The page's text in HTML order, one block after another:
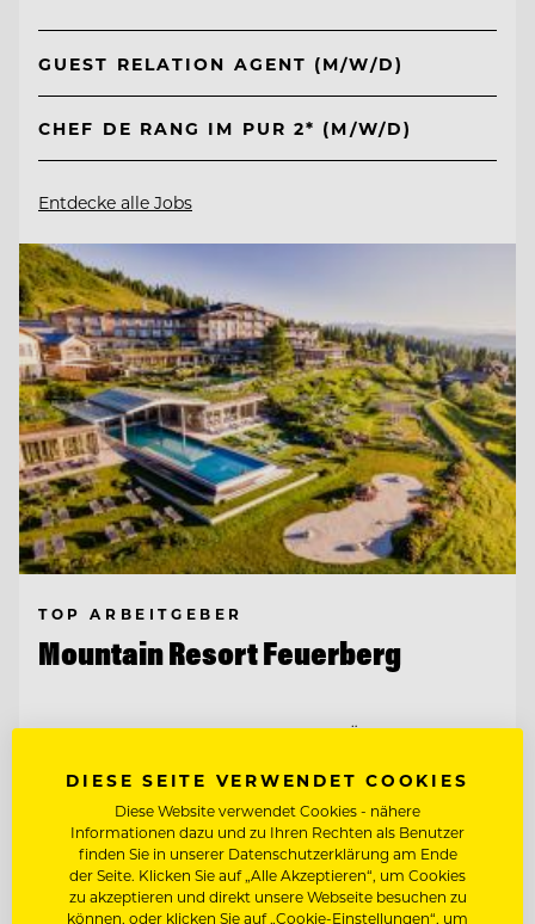
GUEST RELATION AGENT (M/W/D)
CHEF DE RANG IM PUR 2* (M/W/D)
Entdecke alle Jobs
TOP ARBEITGEBER
Mountain Resort Feuerberg
9551 Bodensdorf, Ossiacher See, Österreich
REZEPTIONST:IN & GASTGEBER:IN
CHEF DE RANG - GASTGEBER IM
RESTAURANT
DIESE SEITE VERWENDET COOKIES
Diese Website verwendet Cookies - nähere
Informationen dazu und zu Ihren Rechten als Benutzer
finden Sie in unserer Datenschutzerklärung am Ende
der Seite. Klicken Sie auf „Alle Akzeptieren“, um Cookies
zu akzeptieren und direkt unsere Webseite besuchen zu
können, oder klicken Sie auf „Cookie-Einstellungen“, um